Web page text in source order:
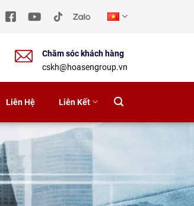
Liên Hệ Liên Kết
Chăm sóc khách hàng
cskh@hoasengroup.vn